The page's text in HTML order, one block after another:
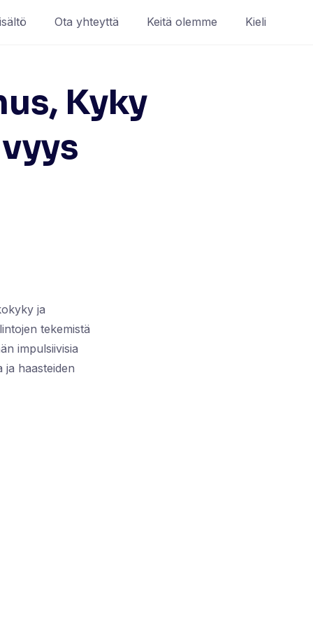
Ota yhteyttä Keitä olemme Kieli
Kyky
ja
tekemistä
impulsiivisia
ja haasteiden